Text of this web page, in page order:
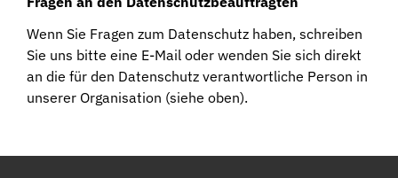
Wenn Sie Fragen zum Datenschutz haben, schreiben
Sie uns bitte eine E-Mail oder wenden Sie sich direkt
an die für den Datenschutz verantwortliche Person in
unserer Organisation (siehe oben).